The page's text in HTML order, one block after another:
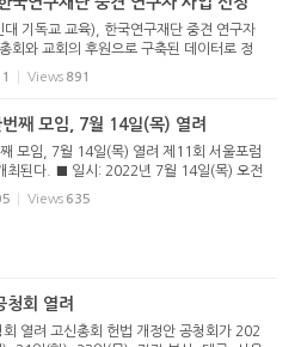
대 기독교 교육), 한국연구재단 중견 연구자
회와 교회의 후원으로 구축된 데이터로 정
대 이현철 교수(기독교 교육)가 2022년도
부) 중견 연구자 사업 기독교 신학 분야에 선
Views 891
째 모임, 7월 14일(목) 열려
모임, 7월 14일(목) 열려 제11회 서울포럼
최된다. ■ 일시: 2022년 7월 14일(목) 오전
분 ■ 장소: 서울영천교회당. ■ 주소: 서울
12길14. 전화: 02)736-6528. ■ 포럼주제:
Views 635
청회 열려
회 열려 고신총회 헌법 개정안 공청회가 202